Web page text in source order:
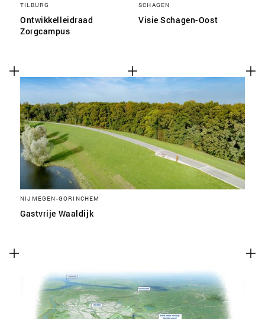
TILBURG
Ontwikkelleidraad
Zorgcampus
SCHAGEN
Visie Schagen-Oost
NIJMEGEN-GORINCHEM
Gastvrije Waaldijk